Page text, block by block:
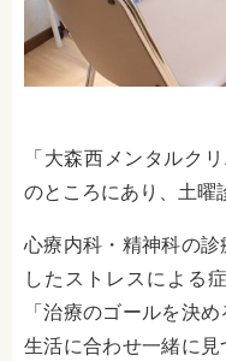
「大森西メンタルク
のところにあり、土曜
心療内科・精神科の
したストレスによる
「治療のゴールを決
生活に合わせ一緒に